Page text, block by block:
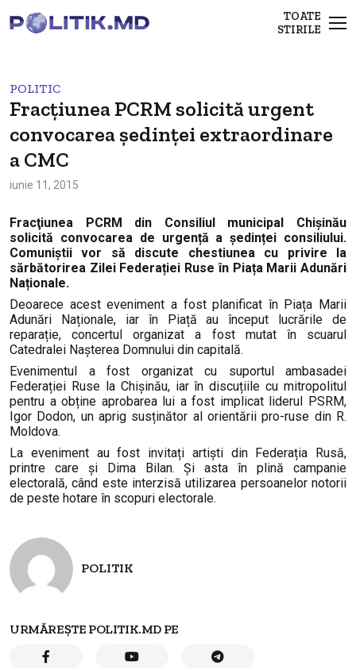
TOATE
STIRILE
POLITIC
Fracțiunea PCRM solicită urgent
convocarea ședinței extraordinare
a CMC
iunie 11, 2015
Fracţiunea PCRM din Consiliul municipal Chişinău
solicită convocarea de urgență a ședinței consiliului.
Comuniștii vor să discute chestiunea cu privire la
sărbătorirea Zilei Federației Ruse în Piața Marii Adunări
Naționale.
Deoarece acest eveniment a fost planificat în Piața Marii
Adunări Naționale, iar în Piață au început lucrările de
reparație, concertul organizat a fost mutat în scuarul
Catedralei Nașterea Domnului din capitală.
Evenimentul a fost organizat cu suportul ambasadei
Federației Ruse la Chișinău, iar în discuțiile cu mitropolitul
pentru a obține aprobarea lui a fost implicat liderul PSRM,
Igor Dodon, un aprig susținător al orientării pro-ruse din R.
Moldova.
La eveniment au fost invitați artiști din Federația Rusă,
printre care și Dima Bilan. Și asta în plină campanie
electorală, când este interzisă utilizarea persoanelor notorii
de peste hotare în scopuri electorale.
POLITIK
URMĂREȘTE POLITIK.MD PE